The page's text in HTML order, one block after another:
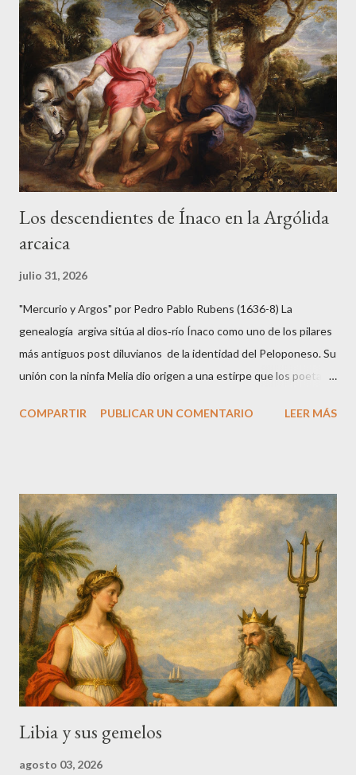
Los descendientes de Ínaco en la Argólida
arcaica
julio 31, 2026
"Mercurio y Argos" por Pedro Pablo Rubens (1636-8) La
genealogía argiva sitúa al dios‑río Ínaco como uno de los pilares
más antiguos post diluvianos de la identidad del Peloponeso. Su
unión con la ninfa Melia dio origen a una estirpe que los poetas y
reyes, los primeros nombres de ciudades y la primera gran
la ninfa del fresno y madre de linajes Melia aparece en Hesíodo
como una oceánide, hija de Océano y Tetis, asociada al fresno,
árbol que en la poesía arcaica simboliza la fuerza vital y la
fertilidad. En Argos, Melia es presentada como la esposa de
Ínaco, aunque algunas tradiciones la sustituyen por Argía. Su
papel es eminentemente genealógico: es la madre de los
primeros reyes y epónimos de la región. De su unión...
COMPARTIR PUBLICAR UN COMENTARIO LEER MÁS
Libia y sus gemelos
agosto 03, 2026